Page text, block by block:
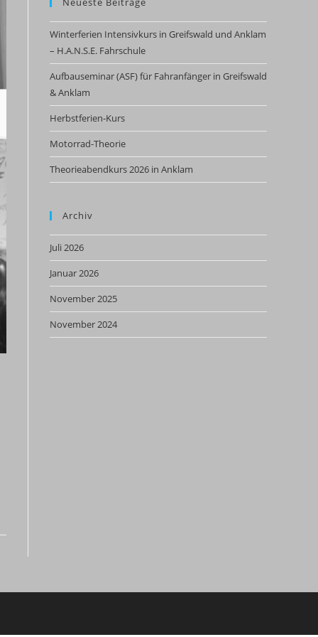
Winterferien Intensivkurs in Greifswald und Anklam
– H.A.N.S.E. Fahrschule
Aufbauseminar (ASF) für Fahranfänger in Greifswald
& Anklam
Herbstferien-Kurs
Motorrad-Theorie
Theorieabendkurs 2026 in Anklam
Archiv
Juli 2026
Januar 2026
November 2025
November 2024